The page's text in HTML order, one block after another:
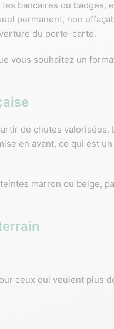
bancaires ou badges,
permanent, non
du porte-carte.
vous souhaitez un
de chutes valorisées.
en avant, ce qui
marron ou beige,
ceux qui veulent plus